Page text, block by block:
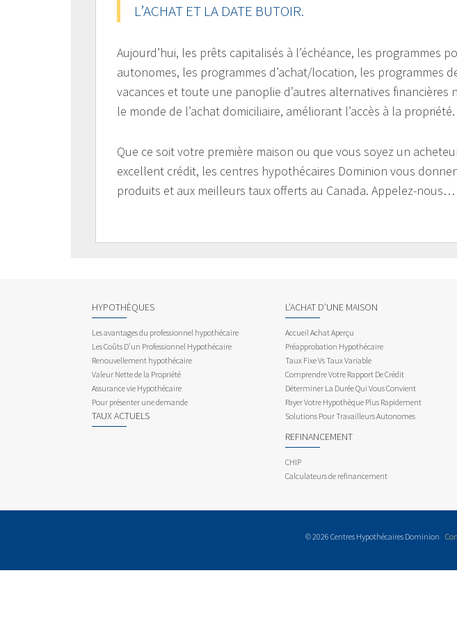
L’ACHAT ET LA DATE BUTOIR.
Aujourd’hui, les prêts capitalisés à l’échéance, les programmes
autonomes, les programmes d’achat/location, les programmes
vacances et toute une panoplie d’autres alternatives financières
le monde de l’achat domiciliaire, améliorant l’accès à la propriété.
Que ce soit votre première maison ou que vous soyez un
excellent crédit, les centres hypothécaires Dominion vous
produits et aux meilleurs taux offerts au Canada. Appelez-
HYPOTHÈQUES
Les avantages du professionnel hypothécaire
Les Coûts D’un Professionnel Hypothécaire
Renouvellement hypothécaire
Valeur Nette de la Propriété
Assurance vie Hypothécaire
Pour présenter une demande
TAUX ACTUELS
L’ACHAT D’UNE MAISON
Accueil Achat Aperçu
Préapprobation Hypothécaire
Taux Fixe Vs Taux Variable
Comprendre Votre Rapport De Crédit
Déterminer La Durée Qui Vous Convient
Payer Votre Hypothèque Plus Rapidement
Solutions Pour Travailleurs Autonomes
REFINANCEMENT
CHIP
Calculateurs de refinancement
© 2026 Centres Hypothécaires Dominion